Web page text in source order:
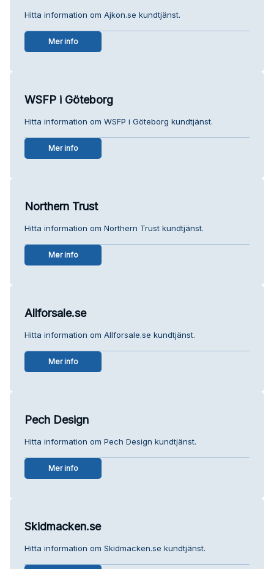
Hitta information om Ajkon.se kundtjänst.
Mer info
WSFP i Göteborg
Hitta information om WSFP i Göteborg kundtjänst.
Mer info
Northern Trust
Hitta information om Northern Trust kundtjänst.
Mer info
Allforsale.se
Hitta information om Allforsale.se kundtjänst.
Mer info
Pech Design
Hitta information om Pech Design kundtjänst.
Mer info
Skidmacken.se
Hitta information om Skidmacken.se kundtjänst.